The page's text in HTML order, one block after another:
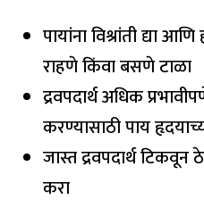
पायांना विश्रांती द्या
राहणे किंवा बसणे टाळा
द्रवपदार्थ अधिक
करण्यासाठी पाय
जास्त द्रवपदार्थ
करा